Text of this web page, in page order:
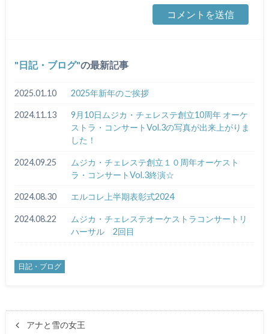
日記・ブログ の最新記事
2025.01.10 2025年新年のご挨拶
2024.11.13
9月10日ムジカ・チェレステ創立10周年 オーケ
ストラ・コンサートVol.3の写真が出来上がりま
した！
2024.09.25
ムジカ・チェレステ創立１０周年オーケスト
ラ・コンサートVol.3終演☆
2024.08.30 エルコレ上半期表彰式2024
2024.08.22
ムジカ・チェレステオーケストラコンサートリ
ハーサル 2回目
日記・ブログ
アナと雪の女王